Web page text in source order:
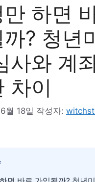
만 하면
? 청년
사와 계
차이
월 18일 작성자: